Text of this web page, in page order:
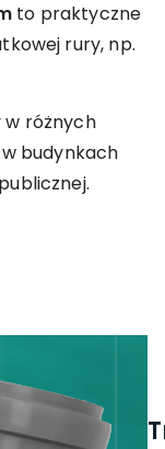
to praktyczne
rury, np.
różnych
budynkach